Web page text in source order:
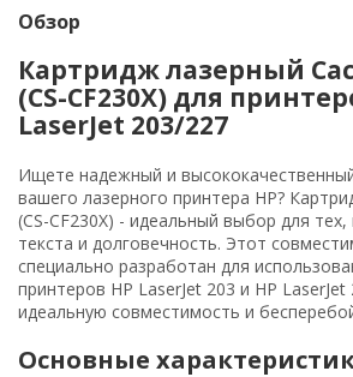
Обзор
Картридж лазерный
(CS-CF230X) для
LaserJet 203/227
Ищете надежный и
вашего лазерного принтера HP?
(CS-CF230X) - идеальный выбор для
текста и долговечность. Этот
специально разработан для
принтеров HP LaserJet 203 и HP
идеальную совместимость и
Основные